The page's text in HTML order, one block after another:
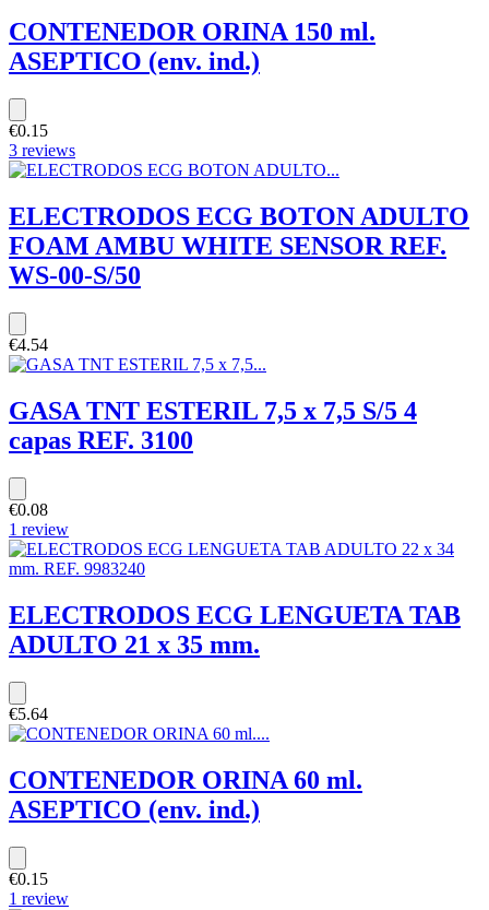
CONTENEDOR ORINA 150 ml.
ASEPTICO (env. ind.)
€0.15
3 reviews
ELECTRODOS ECG BOTON ADULTO
FOAM AMBU WHITE SENSOR REF.
WS-00-S/50
€4.54
GASA TNT ESTERIL 7,5 x 7,5 S/5 4
capas REF. 3100
€0.08
1 review
ELECTRODOS ECG LENGUETA TAB
ADULTO 21 x 35 mm.
€5.64
CONTENEDOR ORINA 60 ml.
ASEPTICO (env. ind.)
€0.15
1 review